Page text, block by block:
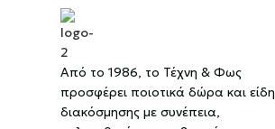
Από το 1986, το Τέχνη & Φως
προσφέρει ποιοτικά δώρα και είδη
διακόσμησης με συνέπεια,